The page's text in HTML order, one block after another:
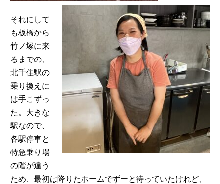
それにして
も板橋から
竹ノ塚に来
るまでの、
北千住駅の
乗り換えに
は手こずっ
た。大きな
駅なので、
各駅停車と
特急乗り場
の階が違う
ため、最初は降りたホームでずーと待っていたけれど、